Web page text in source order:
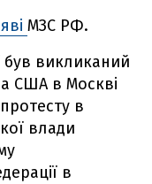
МЗС РФ.
був викликаний
США в Москві
в
влади
в